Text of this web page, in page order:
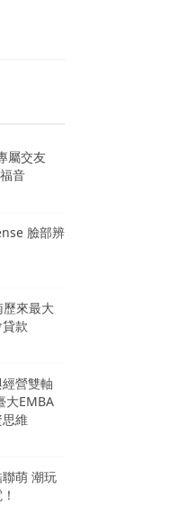
屬交友
音
臉部辨
來最大
款
營雙軸
大EMBA
維
萌 潮玩